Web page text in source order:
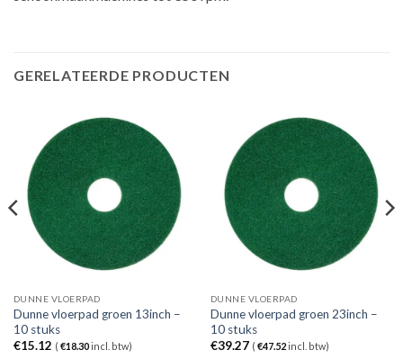
GERELATEERDE PRODUCTEN
DUNNE VLOERPAD
Dunne vloerpad groen 13inch –
10 stuks
€15.12 ( €18.30incl. btw)
DUNNE VLOERPAD
Dunne vloerpad groen 23inch –
10 stuks
€39.27 ( €47.52incl. btw)